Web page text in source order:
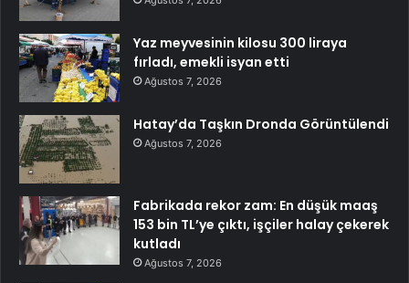
Yaz meyvesinin kilosu 300 liraya
fırladı, emekli isyan etti
Ağustos 7, 2026
Hatay’da Taşkın Dronda Görüntülendi
Ağustos 7, 2026
Fabrikada rekor zam: En düşük maaş
153 bin TL’ye çıktı, işçiler halay çekerek
kutladı
Ağustos 7, 2026